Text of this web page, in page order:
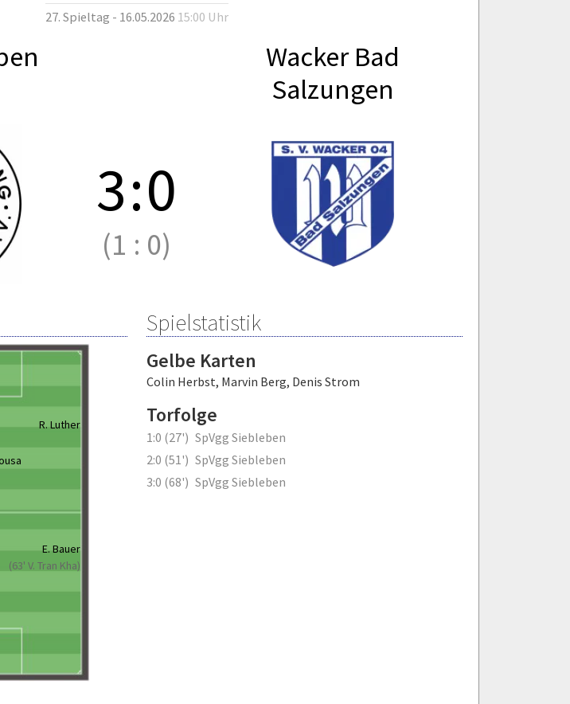
27. Spieltag - 16.05.2026 15:00 Uhr
Wacker Bad
Salzungen
3:0
(1 : 0)
R. Luther
E. Bauer
(63' V. Tran Kha)
Spielstatistik
Gelbe Karten
Colin Herbst, Marvin Berg, Denis Strom
Torfolge
1:0 (27') SpVgg Siebleben
2:0 (51') SpVgg Siebleben
3:0 (68') SpVgg Siebleben